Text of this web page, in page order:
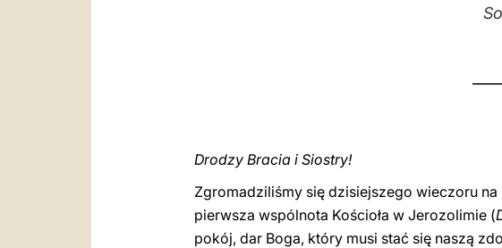
Drodzy Bracia i Siostry!
Zgromadziliśmy się dzisiejszego wieczoru
pierwsza wspólnota Kościoła w Jerozolimie (
pokój, dar Boga, który musi stać się naszą